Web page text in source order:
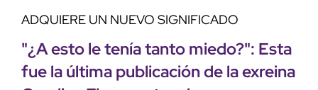
ADQUIERE UN NUEVO SIGNIFICADO
"¿A esto le tenía tanto miedo?": Esta
fue la última publicación de la exreina